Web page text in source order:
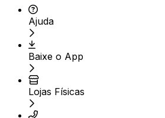
Ajuda
Baixe o App
Lojas Físicas